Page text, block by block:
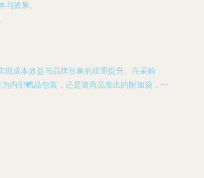
效果。
现成本效益与品牌形象的双重提升。在采购
内部赠品包装，还是随商品发出的附加袋，一